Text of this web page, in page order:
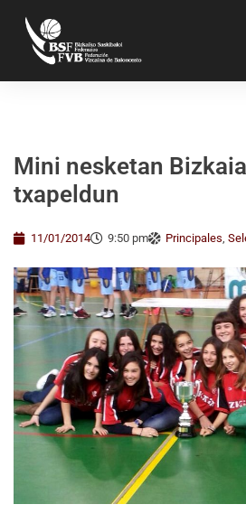
Mini nesketan
txapeldun
11/01/2014 9:50 pm Principales,